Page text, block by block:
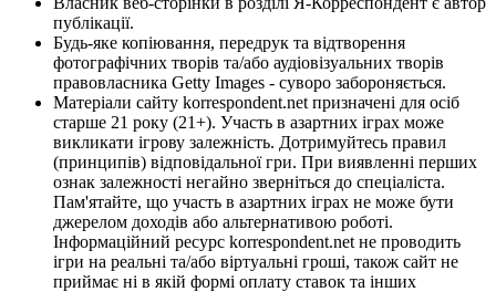
публікації.
Будь-яке копіювання, передрук та відтворення
фотографічних творів та/або аудіовізуальних творів
правовласника Getty Images - суворо забороняється.
Матеріали сайту korrespondent.net призначені для осіб
старше 21 року (21+). Участь в азартних іграх може
викликати ігрову залежність. Дотримуйтесь правил
(принципів) відповідальної гри. При виявленні перших
ознак залежності негайно зверніться до спеціаліста.
Пам'ятайте, що участь в азартних іграх не може бути
джерелом доходів або альтернативою роботі.
Інформаційний ресурс korrespondent.net не проводить
ігри на реальні та/або віртуальні гроші, також сайт не
приймає ні в якій формі оплату ставок та інших